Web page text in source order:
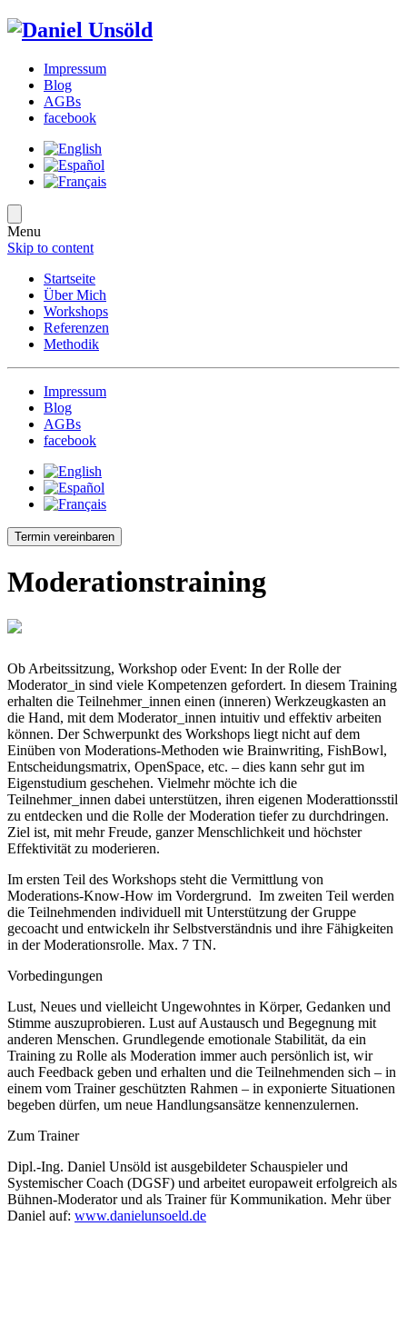
Impressum
Blog
AGBs
facebook
Menu
Skip to content
Startseite
Über Mich
Workshops
Referenzen
Methodik
Impressum
Blog
AGBs
facebook
Termin vereinbaren
Moderationstraining
Ob Arbeitssitzung, Workshop oder Event: In der Rolle der
Moderator_in sind viele Kompetenzen gefordert. In diesem Training
erhalten die Teilnehmer_innen einen (inneren) Werkzeugkasten an
die Hand, mit dem Moderator_innen intuitiv und effektiv arbeiten
können. Der Schwerpunkt des Workshops liegt nicht auf dem
Einüben von Moderations-Methoden wie Brainwriting, FishBowl,
Entscheidungsmatrix, OpenSpace, etc. – dies kann sehr gut im
Eigenstudium geschehen. Vielmehr möchte ich die
Teilnehmer_innen dabei unterstützen, ihren eigenen Moderattionsstil
zu entdecken und die Rolle der Moderation tiefer zu durchdringen.
Ziel ist, mit mehr Freude, ganzer Menschlichkeit und höchster
Effektivität zu moderieren.
Im ersten Teil des Workshops steht die Vermittlung von
Moderations-Know-How im Vordergrund. Im zweiten Teil werden
die Teilnehmenden individuell mit Unterstützung der Gruppe
gecoacht und entwickeln ihr Selbstverständnis und ihre Fähigkeiten
in der Moderationsrolle. Max. 7 TN.
Vorbedingungen
Lust, Neues und vielleicht Ungewohntes in Körper, Gedanken und
Stimme auszuprobieren. Lust auf Austausch und Begegnung mit
anderen Menschen. Grundlegende emotionale Stabilität, da ein
Training zu Rolle als Moderation immer auch persönlich ist, wir
auch Feedback geben und erhalten und die Teilnehmenden sich – in
einem vom Trainer geschützten Rahmen – in exponierte Situationen
begeben dürfen, um neue Handlungsansätze kennenzulernen.
Zum Trainer
Dipl.-Ing. Daniel Unsöld ist ausgebildeter Schauspieler und
Systemischer Coach (DGSF) und arbeitet europaweit erfolgreich als
Bühnen-Moderator und als Trainer für Kommunikation. Mehr über
Daniel auf: www.danielunsoeld.de